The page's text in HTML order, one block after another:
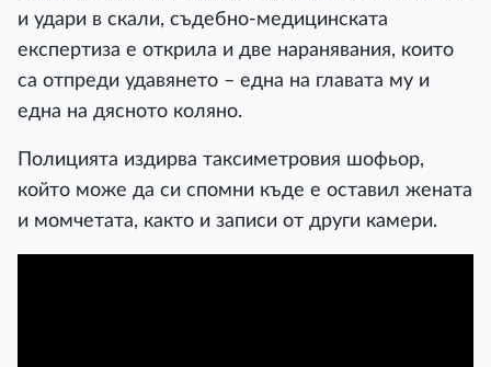
и удари в скали, съдебно-медицинската
експертиза е открила и две наранявания, които
са отпреди удавянето – една на главата му и
една на дясното коляно.
Полицията издирва таксиметровия шофьор,
който може да си спомни къде е оставил жената
и момчетата, както и записи от други камери.